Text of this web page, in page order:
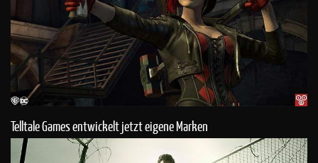
Telltale Games entwickelt jetzt eigene Marken